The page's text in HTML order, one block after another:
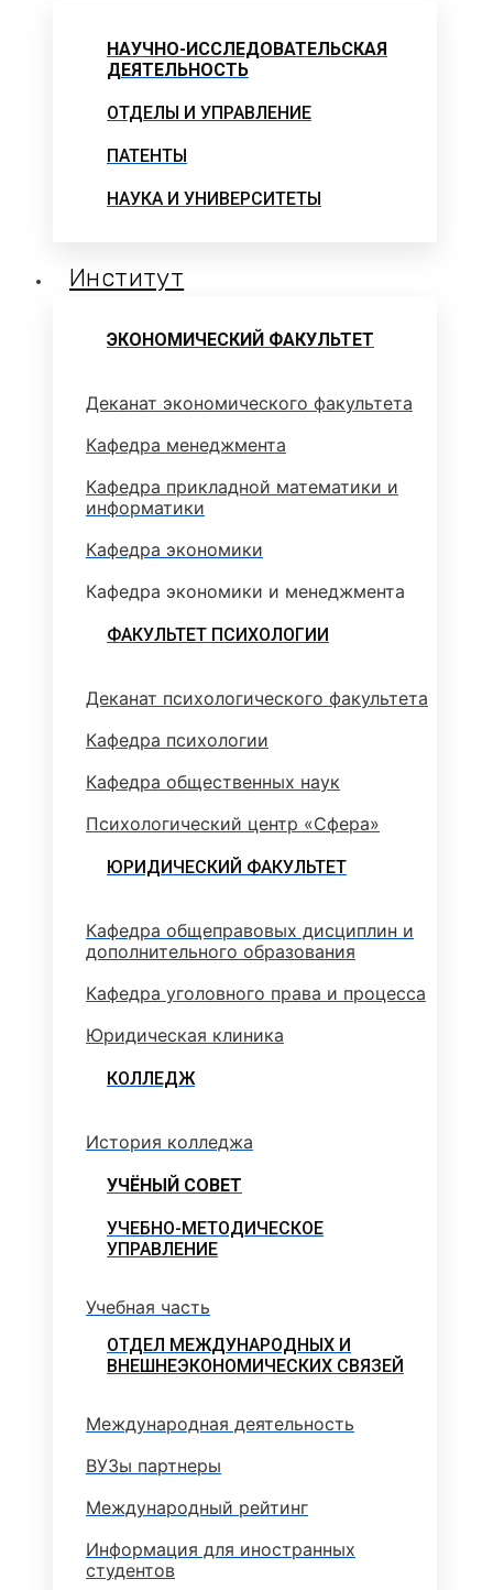
НАУЧНО-ИССЛЕДОВАТЕЛЬСКАЯ
ДЕЯТЕЛЬНОСТЬ
ОТДЕЛЫ И УПРАВЛЕНИЕ
ПАТЕНТЫ
НАУКА И УНИВЕРСИТЕТЫ
Институт
ЭКОНОМИЧЕСКИЙ ФАКУЛЬТЕТ
Деканат экономического факультета
Кафедра менеджмента
Кафедра прикладной математики и
информатики
Кафедра экономики
Кафедра экономики и менеджмента
ФАКУЛЬТЕТ ПСИХОЛОГИИ
Деканат психологического факультета
Кафедра психологии
Кафедра общественных наук
Психологический центр «Сфера»
ЮРИДИЧЕСКИЙ ФАКУЛЬТЕТ
Кафедра общеправовых дисциплин и
дополнительного образования
Кафедра уголовного права и процесса
Юридическая клиника
КОЛЛЕДЖ
История колледжа
УЧЁНЫЙ СОВЕТ
УЧЕБНО-МЕТОДИЧЕСКОЕ
УПРАВЛЕНИЕ
Учебная часть
ОТДЕЛ МЕЖДУНАРОДНЫХ И
ВНЕШНЕЭКОНОМИЧЕСКИХ СВЯЗЕЙ
Международная деятельность
ВУЗы партнеры
Международный рейтинг
Информация для иностранных
студентов